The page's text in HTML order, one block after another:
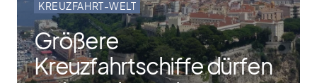
KREUZFAHRT-WELT
Größere
Kreuzfahrtschiffe dürfen